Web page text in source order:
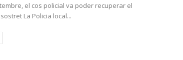
el cos policial va poder recuperar el
La Policia local...